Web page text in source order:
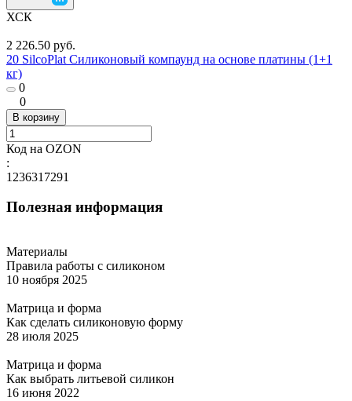
ХСК
2 226.50 руб.
20 SilcoPlat Силиконовый компаунд на основе платины (1+1
кг)
0
0
В корзину
Код на OZON
:
1236317291
Полезная информация
Материалы
Правила работы с силиконом
10 ноября 2025
Матрица и форма
Как сделать силиконовую форму
28 июля 2025
Матрица и форма
Как выбрать литьевой силикон
16 июня 2022